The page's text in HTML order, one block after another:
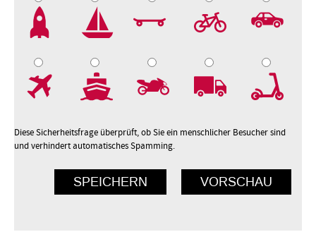
Diese Sicherheitsfrage überprüft, ob Sie ein menschlicher Besucher sind
und verhindert automatisches Spamming.